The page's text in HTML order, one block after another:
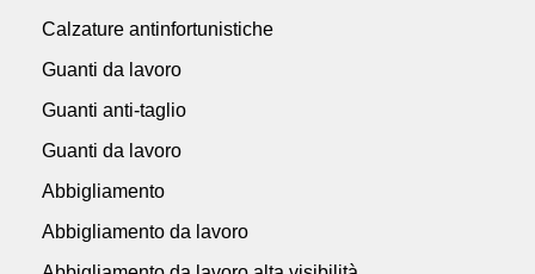
Calzature antinfortunistiche
Guanti da lavoro
Guanti anti-taglio
Guanti da lavoro
Abbigliamento
Abbigliamento da lavoro